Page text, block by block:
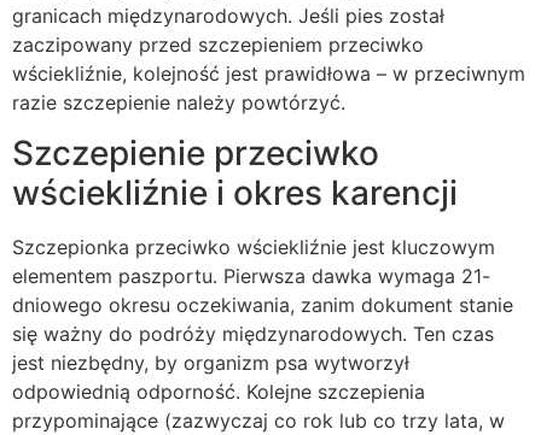
granicach międzynarodowych. Jeśli pies został
zaczipowany przed szczepieniem przeciwko
wściekliźnie, kolejność jest prawidłowa – w przeciwnym
razie szczepienie należy powtórzyć.
Szczepienie przeciwko
wściekliźnie i okres karencji
Szczepionka przeciwko wściekliźnie jest kluczowym
elementem paszportu. Pierwsza dawka wymaga 21-
dniowego okresu oczekiwania, zanim dokument stanie
się ważny do podróży międzynarodowych. Ten czas
jest niezbędny, by organizm psa wytworzył
odpowiednią odporność. Kolejne szczepienia
przypominające (zazwyczaj co rok lub co trzy lata, w